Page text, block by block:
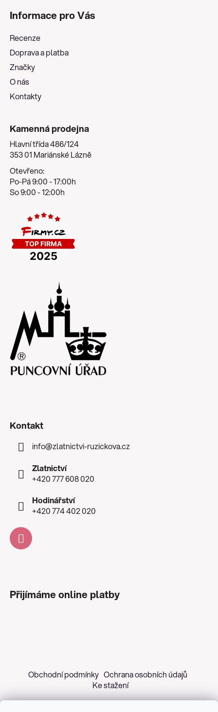
Informace pro Vás
Recenze
Doprava a platba
Značky
O nás
Kontakty
Kamenná prodejna
Hlavní třída 486/124
353 01 Mariánské Lázně
Otevřeno:
Po-Pá 9:00 - 17:00h
So 9:00 - 12:00h
Kontakt
info@zlatnictvi-ruzickova.cz
Zlatnictví
+420 777 608 020
Hodinářství
+420 774 402 020
Přijímáme online platby
Obchodní podmínky Ochrana osobních údajů
Ke stažení